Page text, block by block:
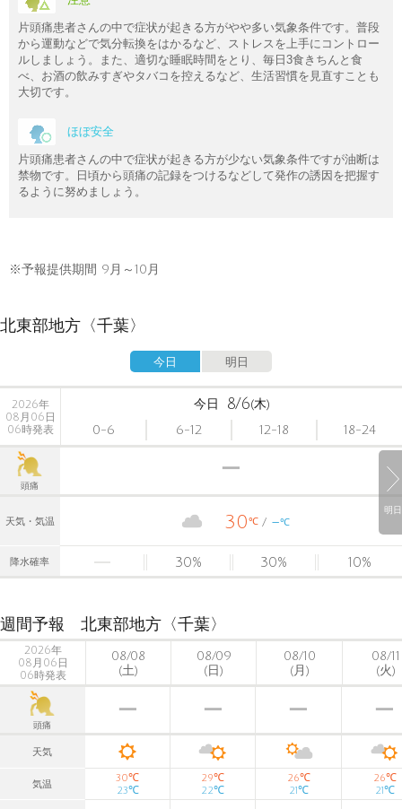
片頭痛患者さんの中で症状が起きる方がやや多い気象条件です。普段
から運動などで気分転換をはかるなど、ストレスを上手にコントロー
ルしましょう。また、適切な睡眠時間をとり、毎日3食きちんと食
べ、お酒の飲みすぎやタバコを控えるなど、生活習慣を見直すことも
大切です。
ほぼ安全
片頭痛患者さんの中で症状が起きる方が少ない気象条件ですが油断は
禁物です。日頃から頭痛の記録をつけるなどして発作の誘因を把握す
るように努めましょう。
※予報提供期間 9月～10月
北東部地方〈千葉〉
今日 明日
明日
2026年
08月06日
06時発表
今日 8/6(木)
0-6
6-12 12-18 18-24
頭痛
天気・気温 30℃ -℃
降水確率 30% 30% 10%
週間予報 北東部地方〈千葉〉
2026年
08月06日
06時発表
08/08
(土)
08/09
(日)
08/10
(月)
08/11
(火)
頭痛
天気
気温
30℃
23℃
29℃
22℃
26℃
21℃
26℃
21℃